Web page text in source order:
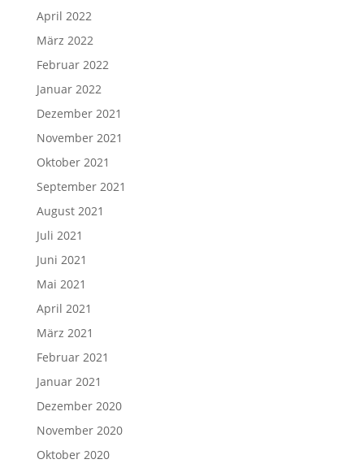
April 2022
März 2022
Februar 2022
Januar 2022
Dezember 2021
November 2021
Oktober 2021
September 2021
August 2021
Juli 2021
Juni 2021
Mai 2021
April 2021
März 2021
Februar 2021
Januar 2021
Dezember 2020
November 2020
Oktober 2020